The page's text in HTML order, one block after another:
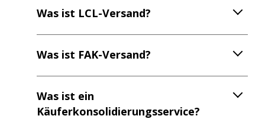
Was ist LCL-Versand?
Was ist FAK-Versand?
Was ist ein
Käuferkonsolidierungsservice?